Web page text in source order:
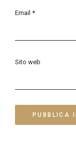
Email *
Sito web